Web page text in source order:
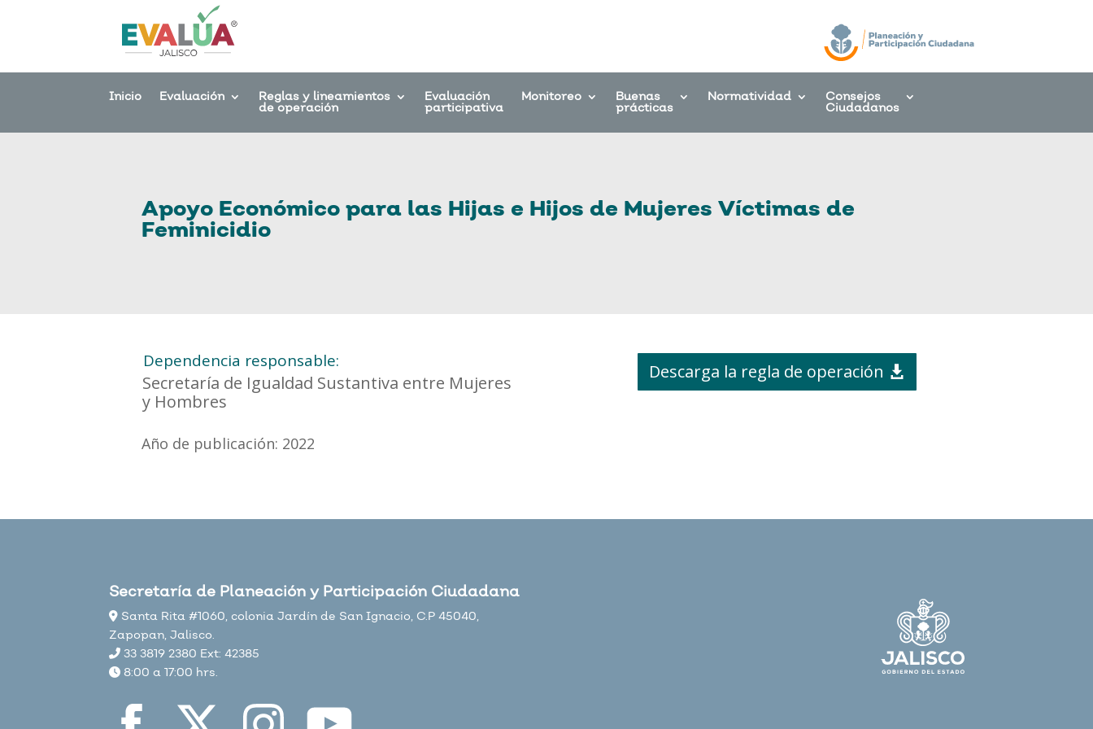
Inicio Evaluación Reglas y lineamientos
de operación
Evaluación
participativa
Monitoreo Buenas
prácticas
Normatividad Consejos
Ciudadanos
Apoyo Económico para las Hijas e Hijos de Mujeres Víctimas de
Feminicidio
Dependencia responsable:
Secretaría de Igualdad Sustantiva entre Mujeres
y Hombres
Año de publicación: 2022
Descarga la regla de operación
Secretaría de Planeación y Participación Ciudadana
Santa Rita #1060, colonia Jardín de San Ignacio, C.P 45040,
Zapopan, Jalisco.
33 3819 2380 Ext: 42385
8:00 a 17:00 hrs.